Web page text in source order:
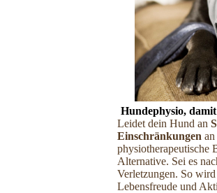
Hundephysio,
Leidet dein Hund an
Einschränkungen
physiotherapeutische
Alternative. Sei es
Verletzungen. So
Lebensfreude und